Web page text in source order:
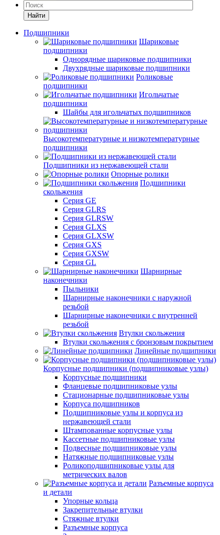
Найти
Подшипники
Шариковые
подшипники
Однорядные шариковые подшипники
Двухрядные шариковые подшипники
Роликовые
подшипники
Игольчатые
подшипники
Шайбы для игольчатых подшипников
Высокотемпературные и низкотемпературные
подшипники
Подшипники из нержавеющей стали
Опорные ролики
Подшипники
скольжения
Серия GE
Серия GLRS
Серия GLRSW
Серия GLXS
Серия GLXSW
Серия GXS
Серия GXSW
Серия GL
Шарнирные
наконечники
Пыльники
Шарнирные наконечники с наружной
резьбой
Шарнирные наконечники с внутренней
резьбой
Втулки скольжения
Втулки скольжения с бронзовым покрытием
Линейные подшипники
Корпусные подшипники (подшипниковые узлы)
Корпусные подшипники
Фланцевые подшипниковые узлы
Стационарные подшипниковые узлы
Корпуса подшипников
Подшипниковые узлы и корпуса из
нержавеющей стали
Штампованные корпусные узлы
Кассетные подшипниковые узлы
Подвесные подшипниковые узлы
Натяжные подшипниковые узлы
Роликоподшипниковые узлы для
метрических валов
Разъемные корпуса
и детали
Упорные кольца
Закрепительные втулки
Стяжные втулки
Разъемные корпуса